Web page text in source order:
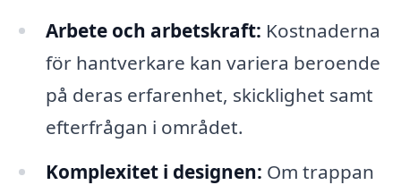
Arbete och arbetskraft: Kostnaderna
för hantverkare kan variera beroende
på deras erfarenhet, skicklighet samt
efterfrågan i området.
Komplexitet i designen: Om trappan